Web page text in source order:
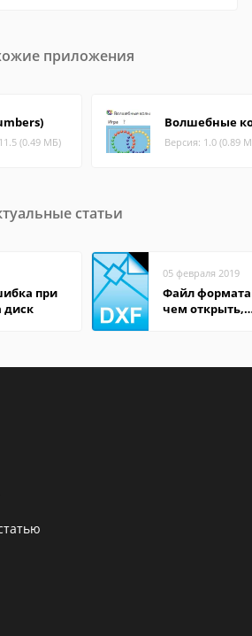
приложения
(0.49 МБ)
Волшебные
Версия: 1.0 (0.89
статьи
при
диск
05 февраля 2019
Файл формата
чем открыть,